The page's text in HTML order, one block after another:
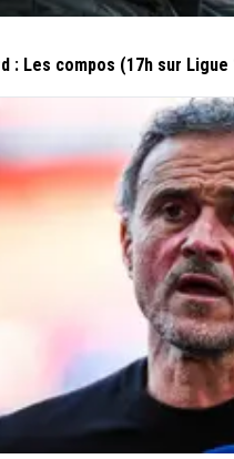
: Les compos (17h sur Ligue